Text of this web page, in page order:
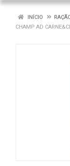
INÍCIO
CHAMP AD